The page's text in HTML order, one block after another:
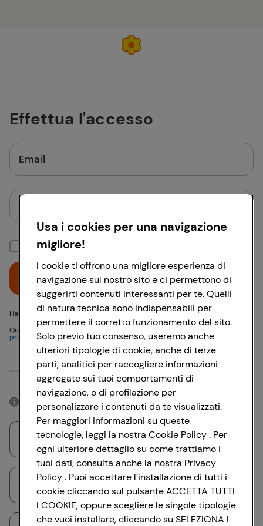
Effettua l'accesso
Email
Mantieni la sessione attiva
Hai problemi di accesso? {{recover-pwd}} o {{recover-email}}
Questo sito è protetto da reCAPTCHA e si applicano
privacy eTermini di servizioGoogle
Accedi
Oppure
Accedendo con il tuo account social, rimarrai connesso per 12 ore.
Accedi con Google
Usa i cookies per una navigazione
migliore!
I cookie ti offrono una migliore esperienza di
navigazione sul nostro sito e ci permettono di
suggerirti contenuti interessanti per te. Quelli
di natura tecnica sono indispensabili per
permettere il corretto funzionamento del sito.
Solo previo tuo consenso, useremo anche
ulteriori tipologie di cookie, anche di terze
parti, analitici per raccogliere informazioni
aggregate sui tuoi comportamenti di
navigazione, o di profilazione per
personalizzare i contenuti da te visualizzati.
Per maggiori informazioni su queste
tecnologie, leggi la nostra Cookie Policy . Per
ogni ulteriore dettaglio su come trattiamo i
tuoi dati, consulta anche la nostra Privacy
Policy . Puoi accettare l’installazione di tutti i
cookie cliccando sul pulsante ACCETTA TUTTI
I COOKIE, oppure scegliere le singole tipologie
che vuoi installare, cliccando su SELEZIONA I